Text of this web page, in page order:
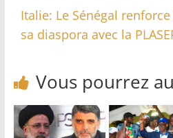
Italie: Le Sénégal
sa diaspora avec la
Vous pourrez